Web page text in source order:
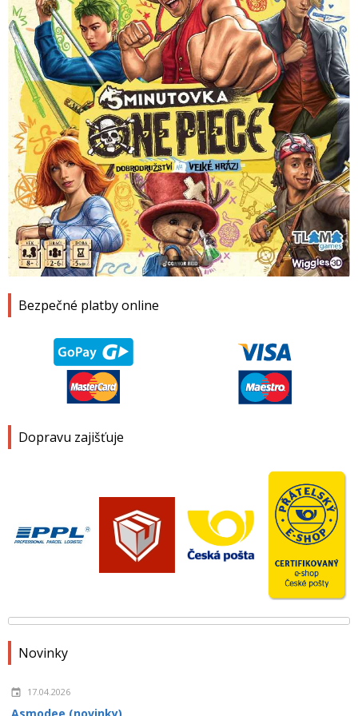
Bezpečné platby online
Dopravu zajišťuje
Novinky
17.04.2026